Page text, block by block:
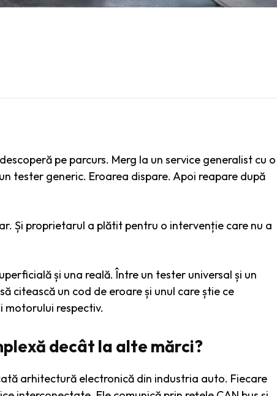
pe parcurs. Merg la un service generalist cu o
tester generic. Eroarea dispare. Apoi reapare după
Și proprietarul a plătit pentru o intervenție care nu a
și una reală. Între un tester universal și un
citească un cod de eroare și unul care știe ce
motorului respectiv.
decât la alte mărci?
arhitectură electronică din industria auto. Fiecare